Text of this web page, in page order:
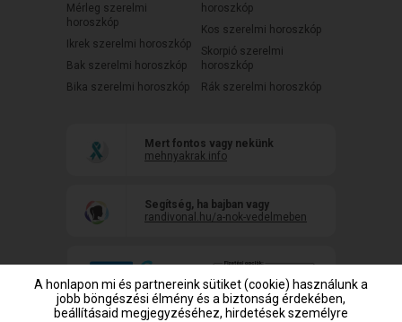
Mérleg szerelmi
horoszkóp
Ikrek szerelmi horoszkóp
Bak szerelmi horoszkóp
Bika szerelmi horoszkóp
horoszkóp
Kos szerelmi horoszkóp
Skorpió szerelmi
horoszkóp
Rák szerelmi horoszkóp
Mert fontos vagy nekünk
mehnyakrak.info
Segítség, ha bajban vagy
randivonal.hu/a-nok-vedelmeben
A honlapon mi és partnereink sütiket (cookie) használunk a
jobb böngészési élmény és a biztonság érdekében,
beállításaid megjegyzéséhez, hirdetések személyre